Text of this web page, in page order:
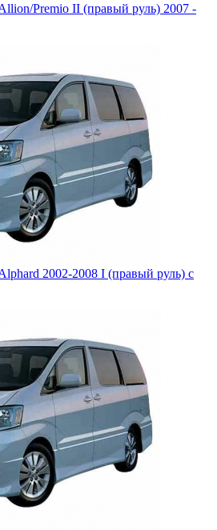
Premio II (правый руль) 2007 -
2002-2008 I (правый руль) с